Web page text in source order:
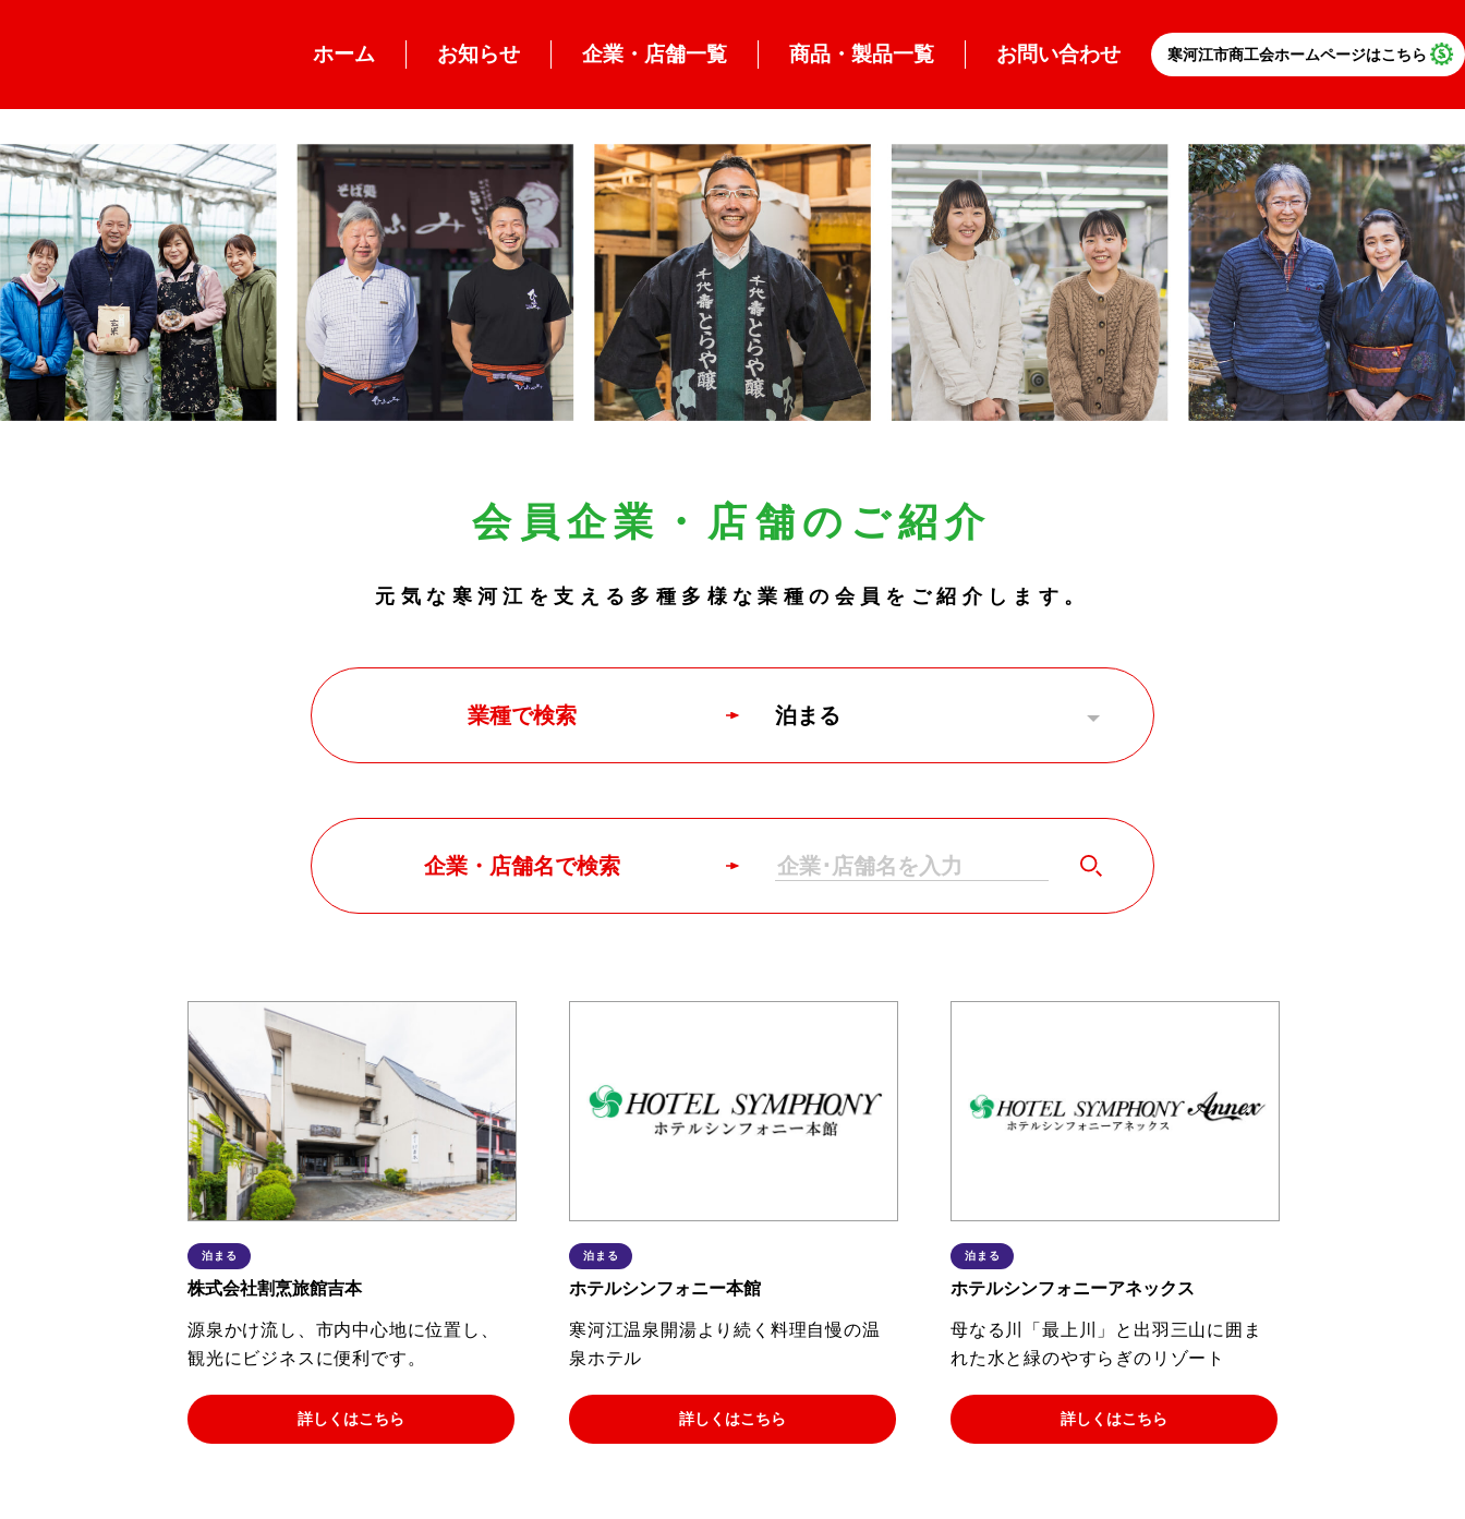
ホーム お知らせ 企業・店舗一覧 商品・製品一覧 お問い合わせ 寒河江市商工会ホームページはこちら
会員企業・店舗のご紹介
元気な寒河江を支える多種多様な業種の会員をご紹介します。
業種で検索
企業・店舗名で検索
泊まる
株式会社割烹旅館吉本
源泉かけ流し、市内中心地に位置し、
観光にビジネスに便利です。
詳しくはこちら
泊まる
ホテルシンフォニー本館
寒河江温泉開湯より続く料理自慢の温
泉ホテル
詳しくはこちら
泊まる
ホテルシンフォニーアネックス
母なる川「最上川」と出羽三山に囲ま
れた水と緑のやすらぎのリゾート
詳しくはこちら